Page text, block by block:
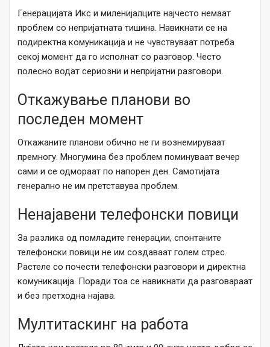
Генерацијата Икс и миленијалците најчесто немаат
проблем со непријатната тишина. Навикнати се на
подиректна комуникација и не чувствуваат потреба
секој момент да го исполнат со разговор. Често
полесно водат сериозни и непријатни разговори.
Откажување планови во
последен момент
Откажаните планови обично не ги вознемируваат
премногу. Многумина без проблем поминуваат вечер
сами и се одмораат по напорен ден. Самотијата
генерално не им претставува проблем.
Ненајавени телефонски повици
За разлика од помладите генерации, спонтаните
телефонски повици не им создаваат голем стрес.
Растеле со почести телефонски разговори и директна
комуникација. Поради тоа се навикнати да разговараат
и без претходна најава.
Мултитаскинг на работа